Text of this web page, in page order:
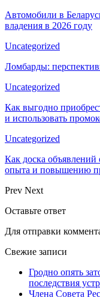
Автомобили в
владения в 2026 году
Uncategorized
Ломбарды:
Uncategorized
Как выгодно
и использовать
Uncategorized
Как доска объявлений
опыта и повышению
Prev Next
Оставьте ответ
Для отправки
Свежие записи
Гродно опять
последствия
Члена Совета